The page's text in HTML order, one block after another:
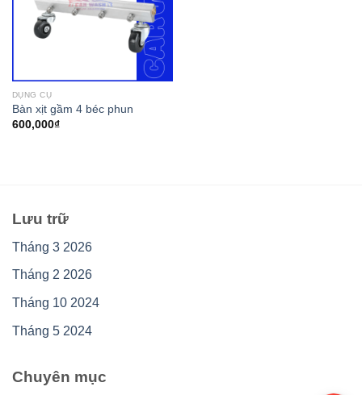
DỤNG CỤ
Bàn xịt gầm 4 béc phun
600,000₫
Lưu trữ
Tháng 3 2026
Tháng 2 2026
Tháng 10 2024
Tháng 5 2024
Chuyên mục